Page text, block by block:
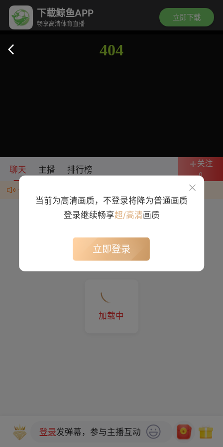
下载鲸鱼APP
畅享高清体育直播
立即下载
聊天 主播 排行榜
关注
0
任何群、广告均为诈骗，违规者封号处理
加载中
登录发弹幕，参与主播互动
当前为高清画质，不登录将降为普通画质
登录继续畅享超/高清画质
立即登录